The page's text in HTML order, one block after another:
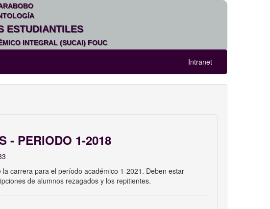
ESTUDIANTILES
INTEGRAL (SUCAI) FOUC
Intranet
- PERIODO 1-2018
carrera para el período académico 1-2021. Deben estar
de alumnos rezagados y los repitientes.